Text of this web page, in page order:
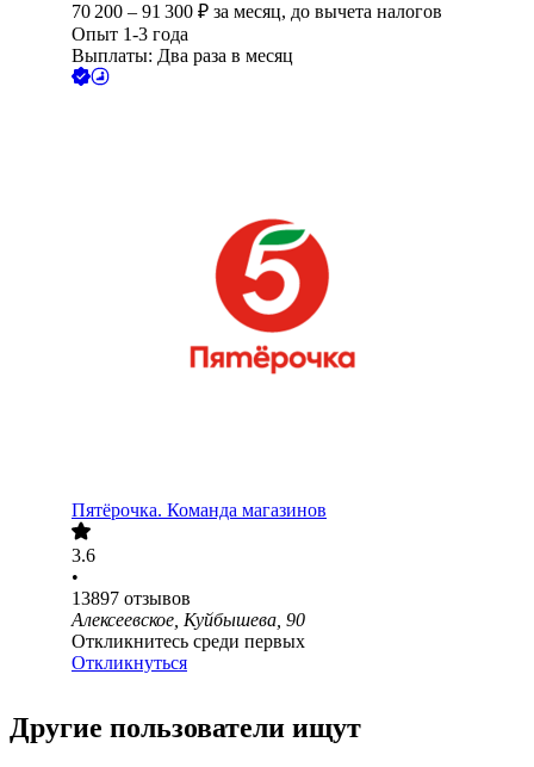
70 200 – 91 300 ₽ за месяц, до вычета налогов
Опыт 1-3 года
Выплаты: Два раза в месяц
Пятёрочка. Команда магазинов
3.6
•
13897 отзывов
Алексеевское, Куйбышева, 90
Откликнитесь среди первых
Откликнуться
Другие пользователи ищут